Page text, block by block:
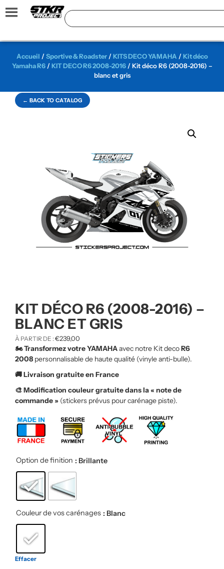
← BACK TO CATALOG
Accueil /Sportive & Roadster/KITS DECO YAMAHA /Kit déco
Yamaha R6/KIT DECO R6 2008-2016/ Kit déco R6 (2008-2016) –
blanc et gris
KIT DÉCO R6 (2008-2016) –
BLANC ET GRIS
À PARTIR DE : €239,00
🏍️ Transformez votre YAMAHAavec notre Kit decoR6
2008 personnalisable de haute qualité (vinyle anti-bulle).
🚚 Livraison gratuite en France
🎨 Modification couleur gratuite dans la « note de
commande » (stickers prévus pour carénage piste).
Option de finition : Brillante
Couleur de vos carénages : Blanc
Effacer